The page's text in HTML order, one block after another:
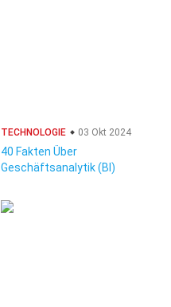
TECHNOLOGIE 03 Okt 2024
40 Fakten Über
Geschäftsanalytik (BI)